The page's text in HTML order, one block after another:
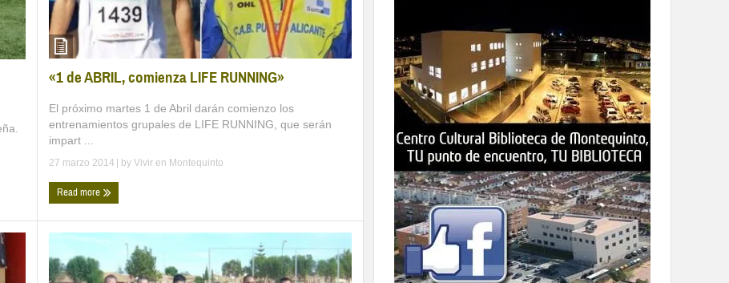
«1 de ABRIL, comienza LIFE RUNNING»
El próximo martes 1 de Abril darán comienzo los
entrenamientos grupales de LIFE RUNNING, que serán
impart ...
27 marzo 2014 | by Vivir en Montequinto
Read more